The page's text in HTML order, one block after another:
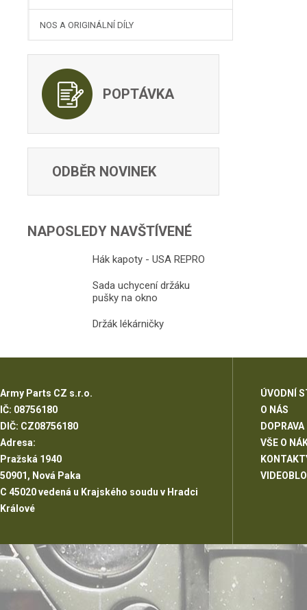
NOS A ORIGINÁLNÍ DÍLY
POPTÁVKA
ODBĚR NOVINEK
NAPOSLEDY NAVŠTÍVENÉ
Hák kapoty - USA REPRO
Sada uchycení držáku
pušky na okno
Držák lékárničky
Army Parts CZ s.r.o.
IČ: 08756180
DIČ: CZ08756180
Adresa:
Pražská 1940
50901, Nová Paka
C 45020 vedená u Krajského soudu v Hradci
Králové
ÚVODNÍ
O NÁS
DOPRAVA
VŠE O